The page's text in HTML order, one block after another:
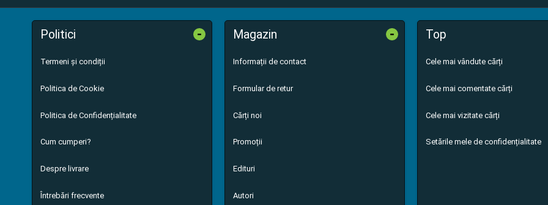
Politici -
Termeni și condiții
Politica de Cookie
Politica de Confidențialitate
Cum cumperi?
Despre livrare
Întrebări frecvente
Magazin -
Informații de contact
Formular de retur
Cărți noi
Promoții
Edituri
Autori
Top
Cele mai vândute cărți
Cele mai comentate cărți
Cele mai vizitate cărți
Setările mele de confidențialitate